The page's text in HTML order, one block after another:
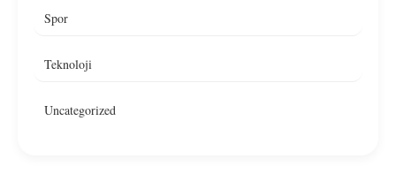
Spor
Teknoloji
Uncategorized